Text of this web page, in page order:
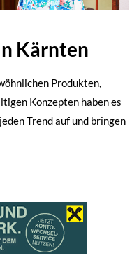
Kärnten
Produkten,
Konzepten haben es
Trend auf und bringen